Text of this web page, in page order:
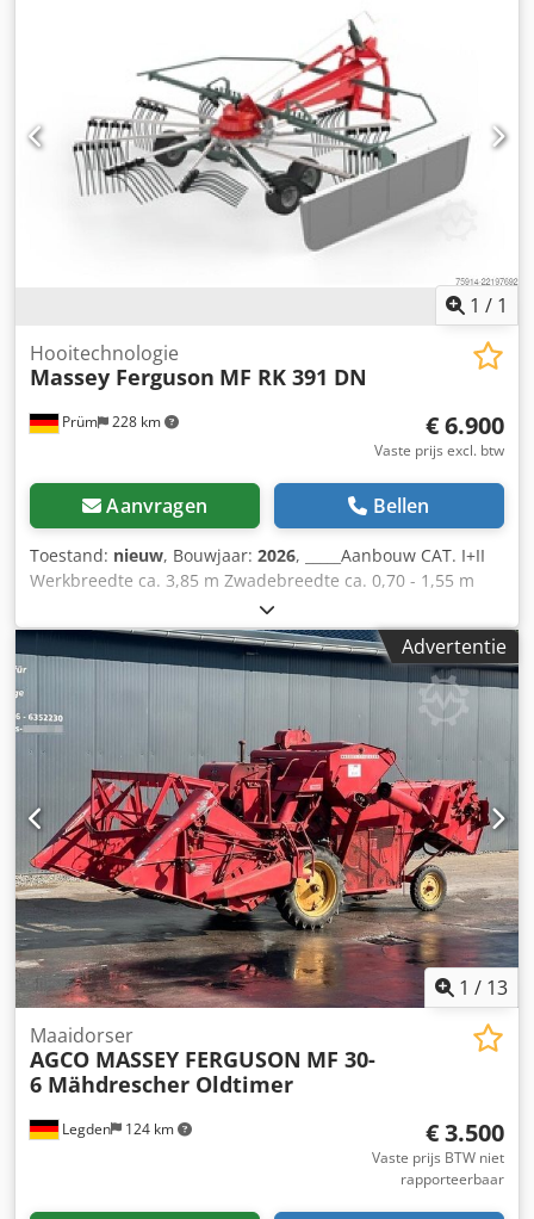
met veiligheidsgordel, draaiconsole en armleuningen
Achterruit met ruitenwisser/sproeier Accu...
Aftakastoerental omw/min 540 Aftakas met
overbelastingsbeveiliging (sterrats) Aftakas profiel 1 3/8" 6-
splines Waarschuwingsborden standaard Verlichting
optioneel Gewicht ca. 822 kg Speciale uitrusting – LED-
verlichting Intern nummer 14392 Dksdpfezgqq Dsx Aqwsr
Nettoprijs: €10.300,00 Brutoprijs: €12.257,00 Opslaglocatie:
niet vermeld
1 / 1
Prüm 228 km
Hooitechnologie
Massey Ferguson MF RK 391 DN
€ 6.900
Vaste prijs excl. btw
Aanvragen Bellen
Toestand: nieuw, Bouwjaar: 2026, _____Aanbouw CAT. I+II
Werkbreedte ca. 3,85 m Zwadebreedte ca. 0,70 - 1,55 m
Transportbreedte ca. (zonder tandendragers) 1,68 m
Transportlengte ca. 2,34 m Rotordiameter 2,96 m Aantal
tandarmen per rotor 10 Dubbele tanden per arm 4 Banden
rotoronderstel 2x 16/6.50-8 tandem-as Speciale uitrusting
Benodigde vermogensbehoefte ca. kW/pk 20/27 Benodigde
hydraulische aansluitingen – Hoogteverstelling rotor
mechanisch Aftakastoerental omw/min 540 Aandrijfas met
overbelastingsbeveiliging (ster-ratel) Aandrijfasprofiel 1
3/8" 6-delig Waarschuwingsborden speciale uitrusting
Verlichting speciale uitrusting Gewicht ca. 520 kg Speciale
uitrusting: - Set waarschuwingsborden met LED-verlichting
- 1 set tandemassen met wielen 16/6.50-8 Intern nummer
14393 Dkodpfx Aqszgqq Rswsr Nettoprijs: €6.900,00
Brutoprijs: €8.211,00 Locatie voorraad: niet opgegeven
Advertentie
1 / 13
Legden 124 km
Maaidorser
AGCO MASSEY FERGUSON MF 30-
6 Mähdrescher Oldtimer
€ 3.500
Vaste prijs BTW niet
rapporteerbaar